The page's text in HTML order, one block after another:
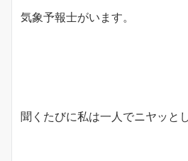
気象予報士がいます。
聞くたびに私は一人でニヤッと